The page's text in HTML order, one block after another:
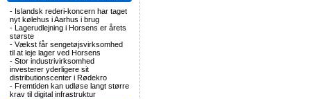
- Islandsk rederi-koncern har taget
nyt kølehus i Aarhus i brug
- Lagerudlejning i Horsens er årets
største
- Vækst får sengetøjsvirksomhed
til at leje lager ved Horsens
- Stor industrivirksomhed
investerer yderligere sit
distributionscenter i Rødekro
- Fremtiden kan udløse langt større
krav til digital infrastruktur